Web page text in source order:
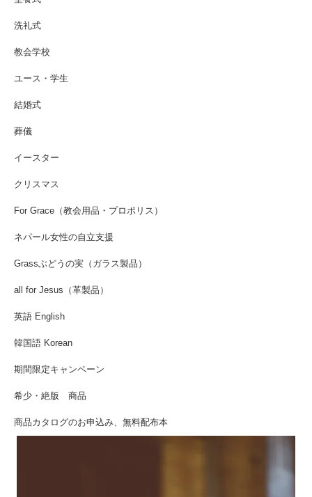
洗礼式
教会学校
ユース・学生
結婚式
葬儀
イースター
クリスマス
For Grace（教会用品・プロポリス）
ネパール女性の自立支援
Grassぶどうの実（ガラス製品）
all for Jesus（革製品）
英語 English
韓国語 Korean
期間限定キャンペーン
希少・絶版 商品
商品カタログのお申込み、無料配布本